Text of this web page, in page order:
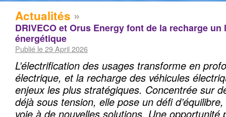
Actualités »
DRIVECO et Orus Energy font de la recharge
énergétique
Publié le 29 April 2026
L’électrification des usages transforme en
électrique, et la recharge des véhicules
enjeux les plus stratégiques. Concentrée sur
déjà sous tension, elle pose un défi
voie à de nouvelles solutions. Une opportunité